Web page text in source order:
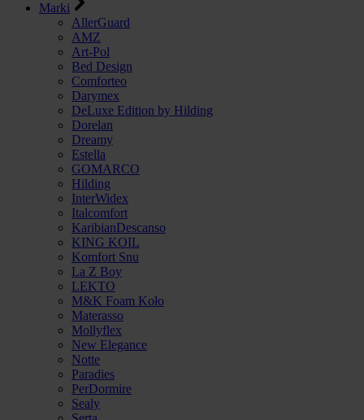
Marki
AllerGuard
AMZ
Art-Pol
Bed Design
Comforteo
Darymex
DeLuxe Edition by Hilding
Dorelan
Dreamy
Estella
GOMARCO
Hilding
InterWidex
Italcomfort
KaribianDescanso
KING KOIL
Komfort Snu
La Z Boy
LEKTO
M&K Foam Koło
Materasso
Mollyflex
New Elegance
Notte
Paradies
PerDormire
Sealy